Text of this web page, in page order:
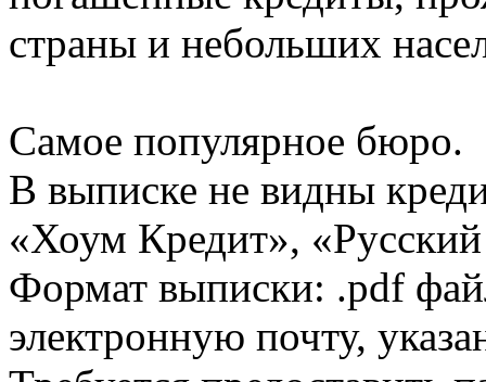
страны и небольших
Самое популярное бюро.
В выписке не видны
«Хоум Кредит»,
Формат выписки: .pdf
электронную почту,